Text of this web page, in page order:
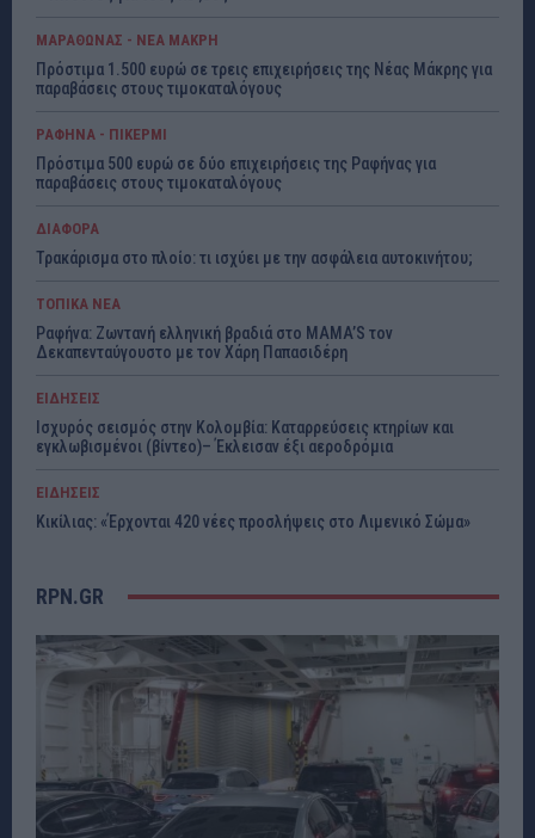
ΜΑΡΑΘΩΝΑΣ - ΝΕΑ ΜΑΚΡΗ
Πρόστιμα 1.500 ευρώ σε τρεις επιχειρήσεις της Νέας Μάκρης για
παραβάσεις στους τιμοκαταλόγους
ΡΑΦΗΝΑ - ΠΙΚΕΡΜΙ
Πρόστιμα 500 ευρώ σε δύο επιχειρήσεις της Ραφήνας για
παραβάσεις στους τιμοκαταλόγους
ΔΙΑΦΟΡΑ
Τρακάρισμα στο πλοίο: τι ισχύει με την ασφάλεια αυτοκινήτου;
ΤΟΠΙΚΑ ΝΕΑ
Ραφήνα: Ζωντανή ελληνική βραδιά στο MAMA’S τον
Δεκαπενταύγουστο με τον Χάρη Παπασιδέρη
ΕΙΔΗΣΕΙΣ
Ισχυρός σεισμός στην Κολομβία: Καταρρεύσεις κτηρίων και
εγκλωβισμένοι (βίντεο)– Έκλεισαν έξι αεροδρόμια
ΕΙΔΗΣΕΙΣ
Κικίλιας: «Έρχονται 420 νέες προσλήψεις στο Λιμενικό Σώμα»
RPN.GR